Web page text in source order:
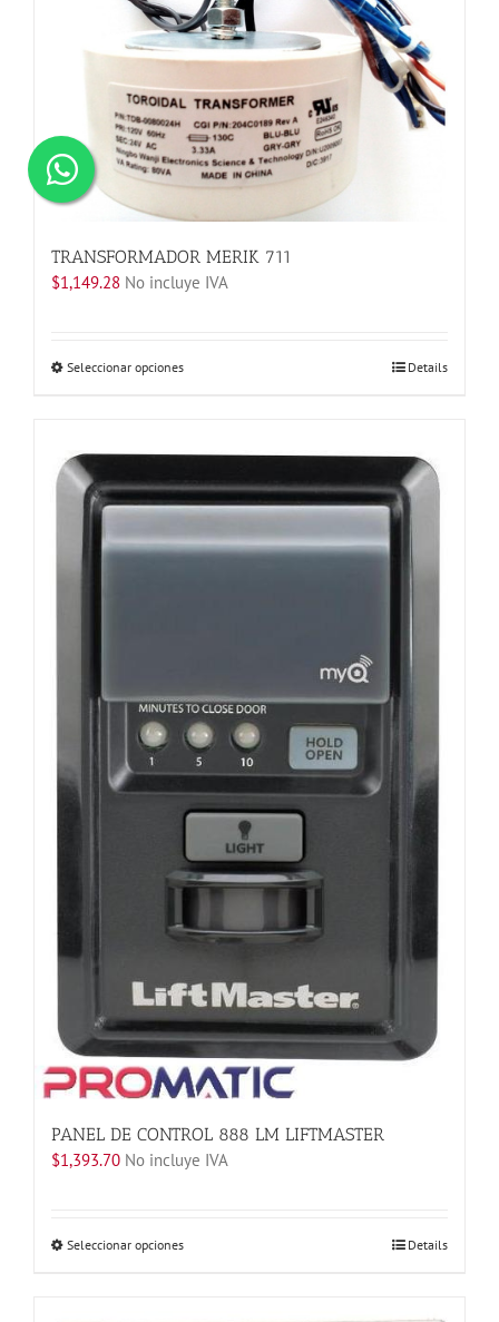
TRANSFORMADOR MERIK 711
$1,149.28 No incluye IVA
Seleccionar opcionesEste
Las
opciones
se
producto
Details
PANEL DE CONTROL 888 LM LIFTMASTER
$1,393.70 No incluye IVA
Seleccionar opcionesEste
Details